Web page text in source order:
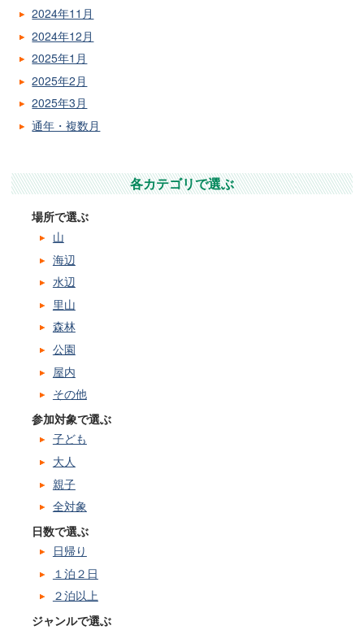
2024年11月
2024年12月
2025年1月
2025年2月
2025年3月
通年・複数月
各カテゴリで選ぶ
場所で選ぶ
山
海辺
水辺
里山
森林
公園
屋内
その他
参加対象で選ぶ
子ども
大人
親子
全対象
日数で選ぶ
日帰り
１泊２日
２泊以上
ジャンルで選ぶ